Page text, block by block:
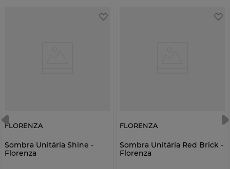
FLORENZA
Sombra Unitária Shine -
Florenza
FLORENZA
Sombra Unitária Red Brick -
Florenza